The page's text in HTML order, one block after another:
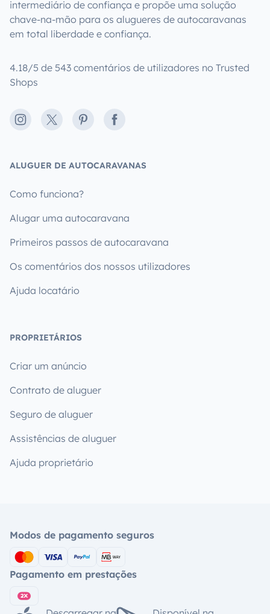
intermediário de confiança e propõe uma solução
chave-na-mão para os alugueres de autocaravanas
em total liberdade e confiança.
4.18/5 de 543 comentários de utilizadores no Trusted
Shops
Instagram
X PinterestFacebook
ALUGUER DE AUTOCARAVANAS
Como funciona?
Alugar uma autocaravana
Primeiros passos de autocaravana
Os comentários dos nossos utilizadores
Ajuda locatário
PROPRIETÁRIOS
Criar um anúncio
Contrato de aluguer
Seguro de aluguer
Assistências de aluguer
Ajuda proprietário
Modos de pagamento seguros
Pagamento em prestações